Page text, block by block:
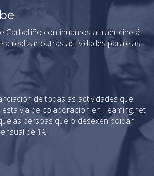
Carballiño continuamos a traer cine á
a realizar outras actividades paralelas.
de todas as actividades que
vía de colaboración en Teaming.net
persoas que o desexen poidan
de 1€.